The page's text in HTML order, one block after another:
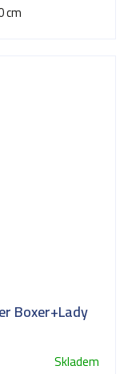
cm
Boxer+Lady
Skladem